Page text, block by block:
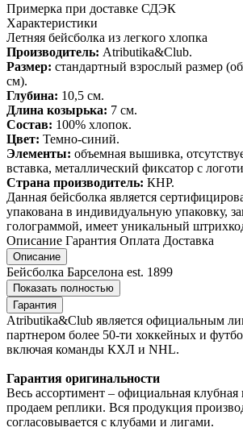
Примерка при доставке СДЭК
Характеристики
Летняя бейсболка из легкого хлопка
Производитель: Atributika&Club.
Размер: стандартный взрослый размер
см).
Глубина: 10,5 см.
Длина козырька: 7 см.
Состав: 100% хлопок.
Цвет: Темно-синий.
Элементы: объемная вышивка,
вставка, металлический фиксатор с
Страна производитель: КНР.
Данная бейсболка является
упакована в индивидуальную упаковку,
голограммой, имеет уникальный
Описание Гарантия Оплата Доставка
Описание
Бейсболка Барселона est. 1899
Показать полностью
Гарантия
Atributika&Club является официальным
партнером более 50-ти хоккейных и
включая команды КХЛ и NHL.
Гарантия оригинальности
Весь ассортимент – официальная
продаем реплики. Вся продукция
согласовывается с клубами и лигами.